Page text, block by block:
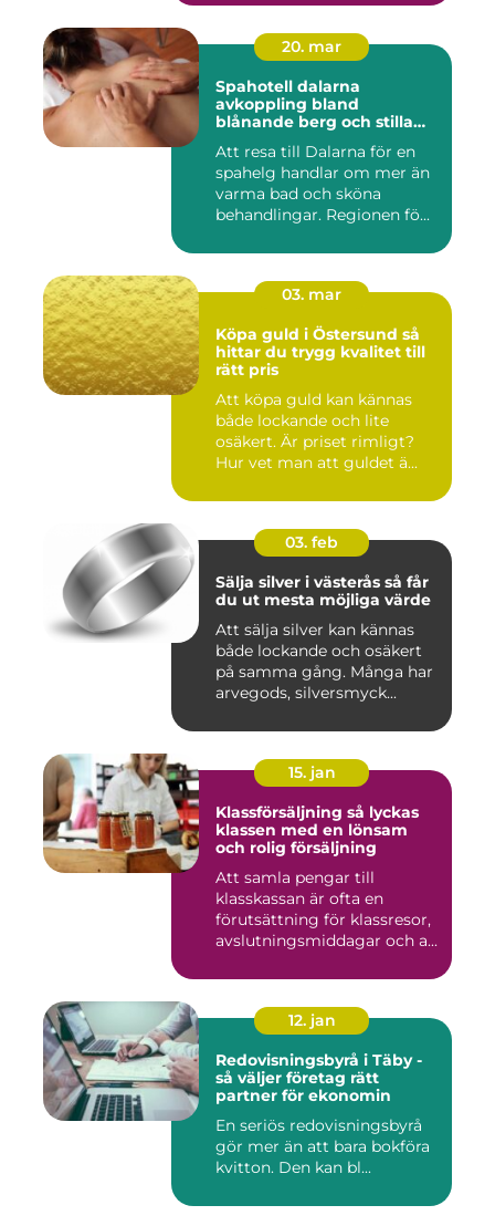
20. mar
Spahotell dalarna
avkoppling bland
blånande berg och stilla
Att resa till Dalarna för en
spahelg handlar om mer än
varma bad och sköna
behandlingar. Regionen fö...
03. mar
Köpa guld i Östersund så
hittar du trygg kvalitet till
rätt pris
Att köpa guld kan kännas
både lockande och lite
osäkert. Är priset rimligt?
Hur vet man att guldet ä...
03. feb
Sälja silver i västerås så får
du ut mesta möjliga värde
Att sälja silver kan kännas
både lockande och osäkert
på samma gång. Många har
arvegods, silversmyck...
15. jan
Klassförsäljning så lyckas
klassen med en lönsam
och rolig försäljning
Att samla pengar till
klasskassan är ofta en
förutsättning för klassresor,
avslutningsmiddagar och a...
12. jan
Redovisningsbyrå i Täby -
så väljer företag rätt
partner för ekonomin
En seriös redovisningsbyrå
gör mer än att bara bokföra
kvitton. Den kan bl...